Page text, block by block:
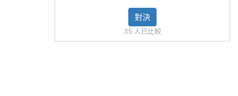
※本文為 SOGI 手機王版權所有，未經授權不得轉載使用※
CMOS
第二主相機光圈F 2.2
對決
35 人已比較